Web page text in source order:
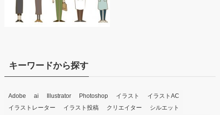
キーワードから探す
Adobe ai Illustrator Photoshop イラスト
イラストAC
イラストレーター
イラスト投稿 クリエイター
シルエット